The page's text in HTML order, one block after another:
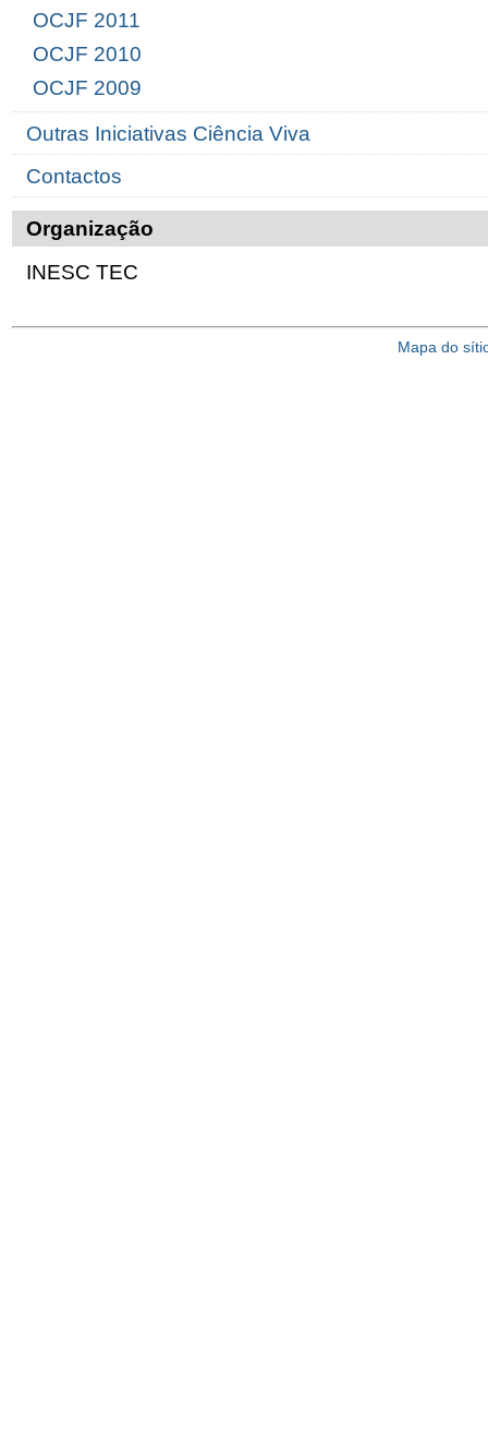
OCJF 2011
OCJF 2010
OCJF 2009
Outras Iniciativas Ciência Viva
Contactos
Organização
INESC TEC
Mapa do